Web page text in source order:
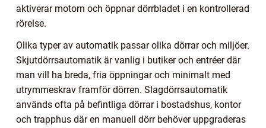
aktiverar motorn och öppnar dörrbladet i en kontrollerad
rörelse.
Olika typer av automatik passar olika dörrar och miljöer.
Skjutdörrsautomatik är vanlig i butiker och entréer där
man vill ha breda, fria öppningar och minimalt med
utrymmeskrav framför dörren. Slagdörrsautomatik
används ofta på befintliga dörrar i bostadshus, kontor
och trapphus där en manuell dörr behöver uppgraderas